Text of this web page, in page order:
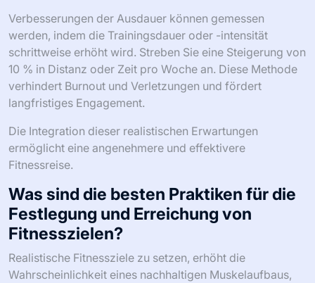
Verbesserungen der Ausdauer können gemessen
werden, indem die Trainingsdauer oder -intensität
schrittweise erhöht wird. Streben Sie eine Steigerung von
10 % in Distanz oder Zeit pro Woche an. Diese Methode
verhindert Burnout und Verletzungen und fördert
langfristiges Engagement.
Die Integration dieser realistischen Erwartungen
ermöglicht eine angenehmere und effektivere
Fitnessreise.
Was sind die besten Praktiken für die
Festlegung und Erreichung von
Fitnesszielen?
Realistische Fitnessziele zu setzen, erhöht die
Wahrscheinlichkeit eines nachhaltigen Muskelaufbaus,